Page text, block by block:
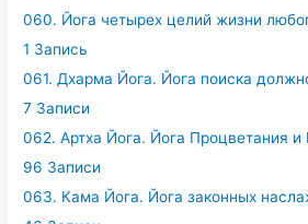
060. Йога четырех целий жизни
1 Запись
061. Дхарма Йога. Йога поиска
7 Записи
062. Артха Йога. Йога Процветания и
96 Записи
063. Кама Йога. Йога законных